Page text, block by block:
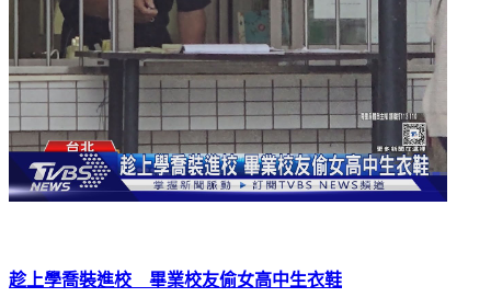
趁上學喬裝進校 畢業校友偷女高中生衣鞋